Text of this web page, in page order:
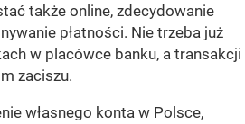
także online, zdecydowanie
płatności. Nie trzeba już
w placówce banku, a transakcji
zaciszu.
własnego konta w Polsce,